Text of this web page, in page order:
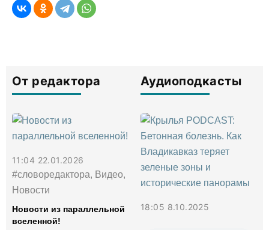
От редактора
11:04 22.01.2026
#словоредактора, Видео,
Новости
Новости из параллельной
вселенной!
Аудиоподкасты
18:05 8.10.2025